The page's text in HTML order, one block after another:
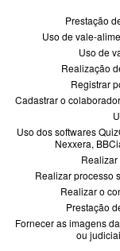
Prestação
Uso de vale-
Uso de
Realização
Registrar
Cadastrar o
Uso dos softwares
Nexxera,
Realizar processo
Realizar o
Prestação
Fornecer as imagens
ou